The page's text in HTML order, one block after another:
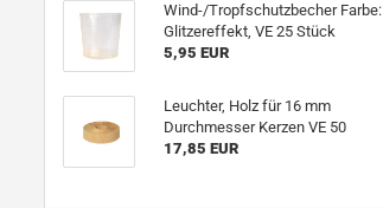
Wind-/Tropfschutzbecher Farbe:
Glitzereffekt, VE 25 Stück
5,95 EUR
Leuchter, Holz für 16 mm
Durchmesser Kerzen VE 50
17,85 EUR